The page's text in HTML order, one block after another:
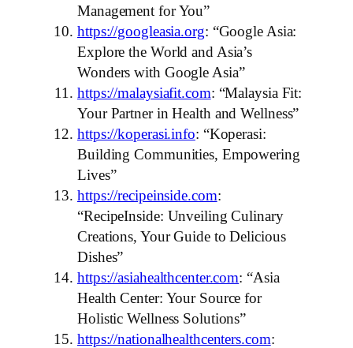
Management for You”
https://googleasia.org: “Google Asia:
Explore the World and Asia’s
Wonders with Google Asia”
https://malaysiafit.com: “Malaysia Fit:
Your Partner in Health and Wellness”
https://koperasi.info: “Koperasi:
Building Communities, Empowering
Lives”
https://recipeinside.com:
“RecipeInside: Unveiling Culinary
Creations, Your Guide to Delicious
Dishes”
https://asiahealthcenter.com: “Asia
Health Center: Your Source for
Holistic Wellness Solutions”
https://nationalhealthcenters.com: